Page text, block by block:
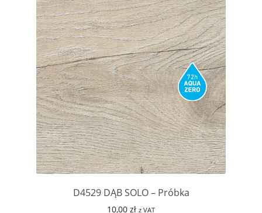
D4529 DĄB SOLO – Próbka
10,00 zł z VAT